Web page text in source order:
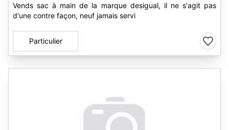
Vends sac à main de la marque desigual, il ne s'agit pas
d'une contre façon, neuf jamais servi
Particulier